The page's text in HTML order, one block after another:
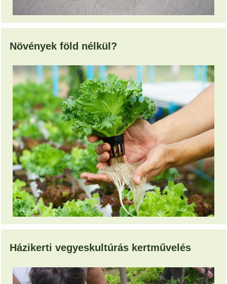
Növények föld nélkül?
Házikerti vegyeskultúrás kertművelés